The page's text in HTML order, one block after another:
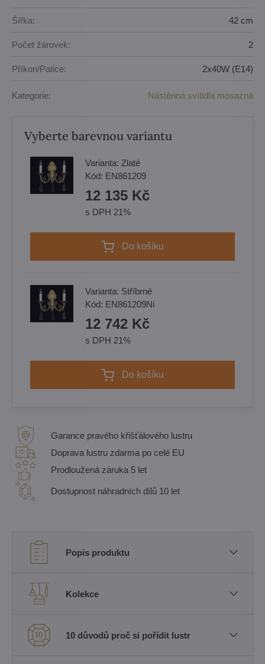
Šířka: 42 cm
Počet žárovek: 2
Příkon/Patice: 2x40W (E14)
Kategorie: Nástěnná svítidla mosazná
Vyberte barevnou variantu
Varianta: Zlaté
Kód: EN861209
12 135 Kč
s DPH 21%
Do košíku
Varianta: Stříbrné
Kód: EN861209Ni
12 742 Kč
s DPH 21%
Do košíku
Garance pravého křišťálového lustru
Doprava lustru zdarma po celé EU
Prodloužená záruka 5 let
Dostupnost náhradních dílů 10 let
Popis produktu
Kolekce
10 důvodů proč si pořídit lustr